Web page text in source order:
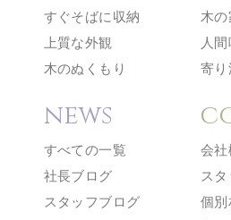
すぐそばに収納
上質な外観
木のぬくもり
木の
人
寄り
news
すべての一覧
社長ブログ
スタッフブログ
会社
ス
個別